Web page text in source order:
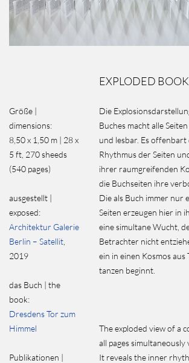
Größe |
dimensions:
8,50 x 1,50 m | 28 x
5 ft, 270 sheeds
(540 pages)
ausgestellt |
exposed:
Architektur Galerie
Berlin – Satellit
2019
das Buch | the
book:
Dresdens Tor zum
Himmel
Publikationen |
EXPLODED BOOK
Die
Buches macht alle
und lesbar. Es
Rhythmus der Seiten
ihrer raumgreifenden
die Buchseiten ihre
Die als Buch immer nur
Seiten erzeugen hier in
eine simultane Wucht,
Betrachter nicht
ein in einen Kosmos aus
tanzen beginnt.
The exploded view of a
all pages simultaneously
It reveals the inner